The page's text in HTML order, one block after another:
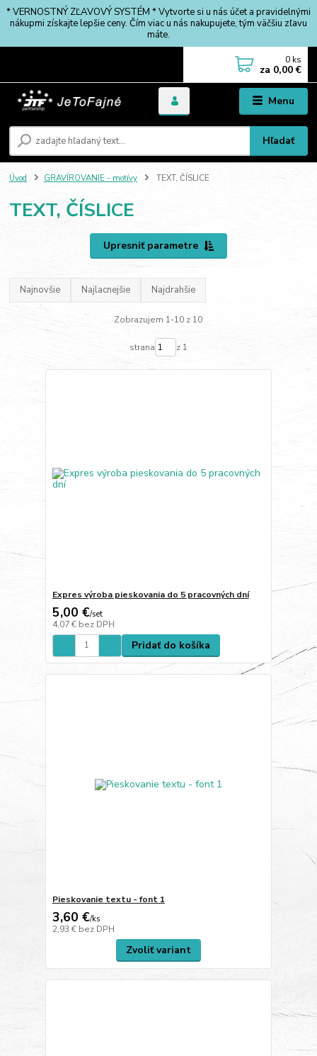
* VERNOSTNÝ ZĽAVOVÝ SYSTÉM * Vytvorte si u nás účet a pravidelnými
nákupmi získajte lepšie ceny. Čím viac u nás nakupujete, tým väčšiu zľavu
máte.
Menu
Hľadať
0 ks
za 0,00 €
Úvod GRAVÍROVANIE - motívy TEXT, ČÍSLICE
TEXT, ČÍSLICE
Upresniť parametre
Najnovšie Najlacnejšie Najdrahšie
Zobrazujem 1-10 z 10
strana z 1
Expres výroba pieskovania do 5 pracovných dní
5,00 €/set
4,07 € bez DPH
Pridať do košíka
Pieskovanie textu - font 1
3,60 €/ks
2,93 € bez DPH
Zvoliť variant